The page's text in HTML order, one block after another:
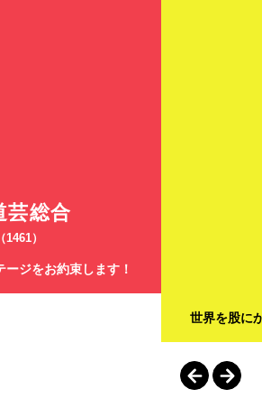
芸総合
（1461）
ジをお約束します！
世界を股に